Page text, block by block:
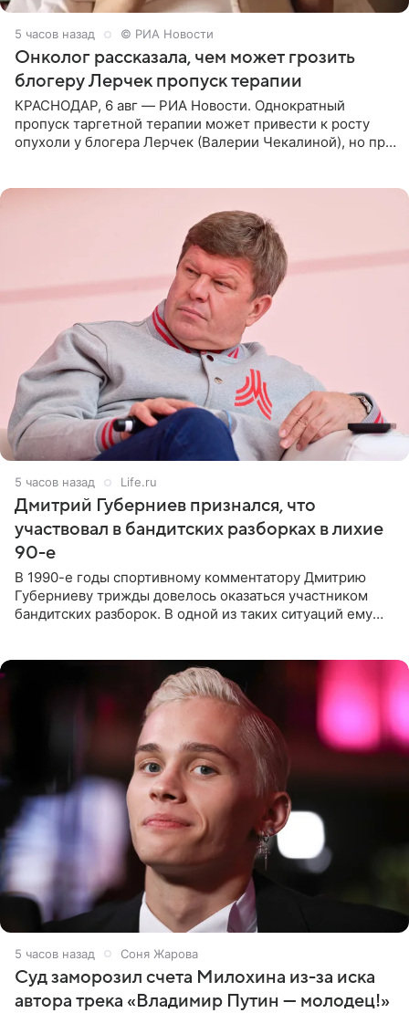
5 часов назад © РИА Новости
Онколог рассказала, чем может грозить
блогеру Лерчек пропуск терапии
КРАСНОДАР, 6 авг — РИА Новости. Однократный
пропуск таргетной терапии может привести к росту
опухоли у блогера Лерчек (Валерии Чекалиной), но при
5 часов назад Life.ru
Дмитрий Губерниев признался, что
участвовал в бандитских разборках в лихие
90-е
В 1990-е годы спортивному комментатору Дмитрию
Губерниеву трижды довелось оказаться участником
бандитских разборок. В одной из таких ситуаций ему
5 часов назад Соня Жарова
Суд заморозил счета Милохина из-за иска
автора трека «Владимир Путин — молодец!»